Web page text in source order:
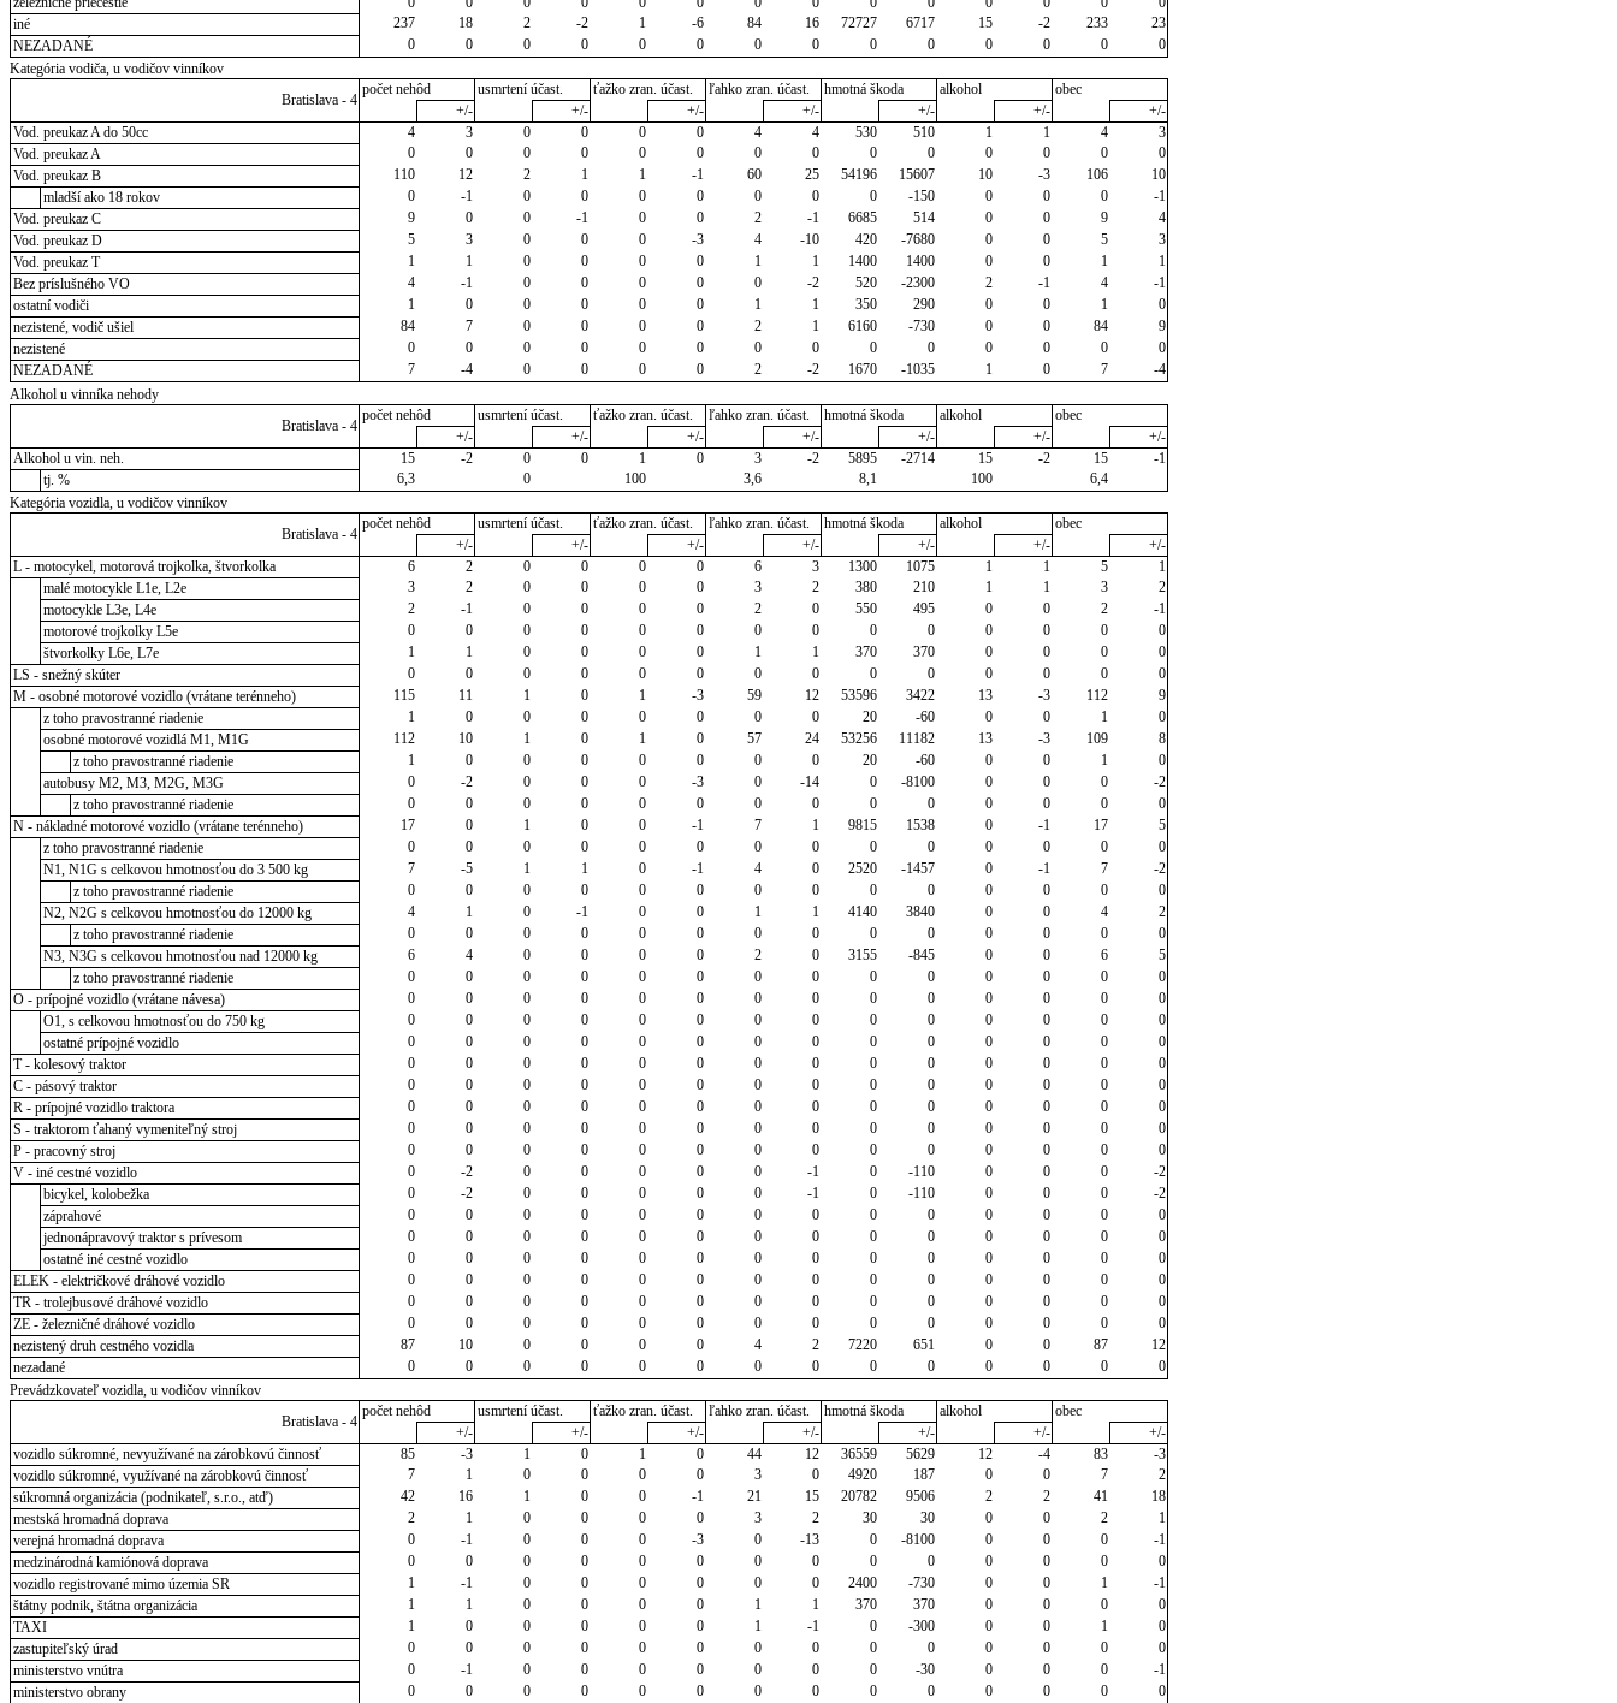
iné
237 18 2 -2 1 -6 84 16 72727 6717 15 -2 233
23
NEZADANÉ
0 0 0 0 0 0 0 0 0 0 0 0 0
0
Kategória vodiča, u vodičov vinníkov
Bratislava - 4
počet nehôd usmrtení účast. ťažko zran. účast. ľahko zran. účast. hmotná škoda alkohol
obec
+/-
+/- +/- +/- +/- +/-
+/-
Vod. preukaz A do 50cc
4 3 0 0 0 0 4 4 530 510 1 1 4
3
Vod. preukaz A
0 0 0 0 0 0 0 0 0 0 0 0 0
0
Vod. preukaz B
110 12 2 1 1 -1 60 25 54196 15607 10 -3 106
10
mladší ako 18 rokov
0 -1 0 0 0 0 0 0 0 -150 0 0 0
-1
Vod. preukaz C
9 0 0 -1 0 0 2 -1 6685 514 0 0 9
4
Vod. preukaz D
5 3 0 0 0 -3 4 -10 420 -7680 0 0 5
3
Vod. preukaz T
1 1 0 0 0 0 1 1 1400 1400 0 0 1
1
Bez príslušného VO
4 -1 0 0 0 0 0 -2 520 -2300 2 -1 4
-1
ostatní vodiči
1 0 0 0 0 0 1 1 350 290 0 0 1
0
nezistené, vodič ušiel
84 7 0 0 0 0 2 1 6160 -730 0 0 84
9
nezistené
0 0 0 0 0 0 0 0 0 0 0 0 0
0
NEZADANÉ
7 -4 0 0 0 0 2 -2 1670 -1035 1 0 7
-4
Alkohol u vinníka nehody
Bratislava - 4
počet nehôd usmrtení účast. ťažko zran. účast. ľahko zran. účast. hmotná škoda alkohol
obec
+/-
+/- +/- +/- +/- +/-
+/-
Alkohol u vin. neh.
15 -2 0 0 1 0 3 -2 5895 -2714 15 -2 15
-1
tj. %
6,3 0 100 3,6 8,1 100
6,4
Kategória vozidla, u vodičov vinníkov
Bratislava - 4
počet nehôd usmrtení účast. ťažko zran. účast. ľahko zran. účast. hmotná škoda alkohol
obec
+/-
+/- +/- +/- +/- +/-
+/-
L - motocykel, motorová trojkolka, štvorkolka
6 2 0 0 0 0 6 3 1300 1075 1 1 5
1
malé motocykle L1e, L2e
3 2 0 0 0 0 3 2 380 210 1 1 3
2
motocykle L3e, L4e
2 -1 0 0 0 0 2 0 550 495 0 0 2
-1
motorové trojkolky L5e
0 0 0 0 0 0 0 0 0 0 0 0 0
0
štvorkolky L6e, L7e
1 1 0 0 0 0 1 1 370 370 0 0 0
0
LS - snežný skúter
0 0 0 0 0 0 0 0 0 0 0 0 0
0
M - osobné motorové vozidlo (vrátane terénneho)
115 11 1 0 1 -3 59 12 53596 3422 13 -3 112
9
z toho pravostranné riadenie
1 0 0 0 0 0 0 0 20 -60 0 0 1
0
osobné motorové vozidlá M1, M1G
112 10 1 0 1 0 57 24 53256 11182 13 -3 109
8
z toho pravostranné riadenie
1 0 0 0 0 0 0 0 20 -60 0 0 1
0
autobusy M2, M3, M2G, M3G
0 -2 0 0 0 -3 0 -14 0 -8100 0 0 0
-2
z toho pravostranné riadenie
0 0 0 0 0 0 0 0 0 0 0 0 0
0
N - nákladné motorové vozidlo (vrátane terénneho)
17 0 1 0 0 -1 7 1 9815 1538 0 -1 17
5
z toho pravostranné riadenie
0 0 0 0 0 0 0 0 0 0 0 0 0
0
N1, N1G s celkovou hmotnosťou do 3 500 kg
7 -5 1 1 0 -1 4 0 2520 -1457 0 -1 7
-2
z toho pravostranné riadenie
0 0 0 0 0 0 0 0 0 0 0 0 0
0
N2, N2G s celkovou hmotnosťou do 12000 kg
4 1 0 -1 0 0 1 1 4140 3840 0 0 4
2
z toho pravostranné riadenie
0 0 0 0 0 0 0 0 0 0 0 0 0
0
N3, N3G s celkovou hmotnosťou nad 12000 kg
6 4 0 0 0 0 2 0 3155 -845 0 0 6
5
z toho pravostranné riadenie
0 0 0 0 0 0 0 0 0 0 0 0 0
0
O - prípojné vozidlo (vrátane návesa)
0 0 0 0 0 0 0 0 0 0 0 0 0
0
O1, s celkovou hmotnosťou do 750 kg
0 0 0 0 0 0 0 0 0 0 0 0 0
0
ostatné prípojné vozidlo
0 0 0 0 0 0 0 0 0 0 0 0 0
0
T - kolesový traktor
0 0 0 0 0 0 0 0 0 0 0 0 0
0
C - pásový traktor
0 0 0 0 0 0 0 0 0 0 0 0 0
0
R - prípojné vozidlo traktora
0 0 0 0 0 0 0 0 0 0 0 0 0
0
S - traktorom ťahaný vymeniteľný stroj
0 0 0 0 0 0 0 0 0 0 0 0 0
0
P - pracovný stroj
0 0 0 0 0 0 0 0 0 0 0 0 0
0
V - iné cestné vozidlo
0 -2 0 0 0 0 0 -1 0 -110 0 0 0
-2
bicykel, kolobežka
0 -2 0 0 0 0 0 -1 0 -110 0 0 0
-2
záprahové
0 0 0 0 0 0 0 0 0 0 0 0 0
0
jednonápravový traktor s prívesom
0 0 0 0 0 0 0 0 0 0 0 0 0
0
ostatné iné cestné vozidlo
0 0 0 0 0 0 0 0 0 0 0 0 0
0
ELEK - električkové dráhové vozidlo
0 0 0 0 0 0 0 0 0 0 0 0 0
0
TR - trolejbusové dráhové vozidlo
0 0 0 0 0 0 0 0 0 0 0 0 0
0
ZE - železničné dráhové vozidlo
0 0 0 0 0 0 0 0 0 0 0 0 0
0
nezistený druh cestného vozidla
87 10 0 0 0 0 4 2 7220 651 0 0 87
12
nezadané
0 0 0 0 0 0 0 0 0 0 0 0 0
0
Prevádzkovateľ vozidla, u vodičov vinníkov
Bratislava - 4
počet nehôd usmrtení účast. ťažko zran. účast. ľahko zran. účast. hmotná škoda alkohol
obec
+/-
+/- +/- +/- +/- +/-
+/-
vozidlo súkromné, nevyužívané na zárobkovú činnosť
85 -3 1 0 1 0 44 12 36559 5629 12 -4 83
-3
vozidlo súkromné, využívané na zárobkovú činnosť
7 1 0 0 0 0 3 0 4920 187 0 0 7
2
súkromná organizácia (podnikateľ, s.r.o., atď)
42 16 1 0 0 -1 21 15 20782 9506 2 2 41
18
mestská hromadná doprava
2 1 0 0 0 0 3 2 30 30 0 0 2
1
verejná hromadná doprava
0 -1 0 0 0 -3 0 -13 0 -8100 0 0 0
-1
medzinárodná kamiónová doprava
0 0 0 0 0 0 0 0 0 0 0 0 0
0
vozidlo registrované mimo územia SR
1 -1 0 0 0 0 0 0 2400 -730 0 0 1
-1
štátny podnik, štátna organizácia
1 1 0 0 0 0 1 1 370 370 0 0 0
0
TAXI
1 0 0 0 0 0 1 -1 0 -300 0 0 1
0
zastupiteľský úrad
0 0 0 0 0 0 0 0 0 0 0 0 0
0
ministerstvo vnútra
0 -1 0 0 0 0 0 0 0 -30 0 0 0
-1
ministerstvo obrany
0 0 0 0 0 0 0 0 0 0 0 0 0
0